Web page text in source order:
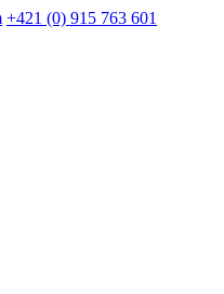
+421 (0) 915 763 601